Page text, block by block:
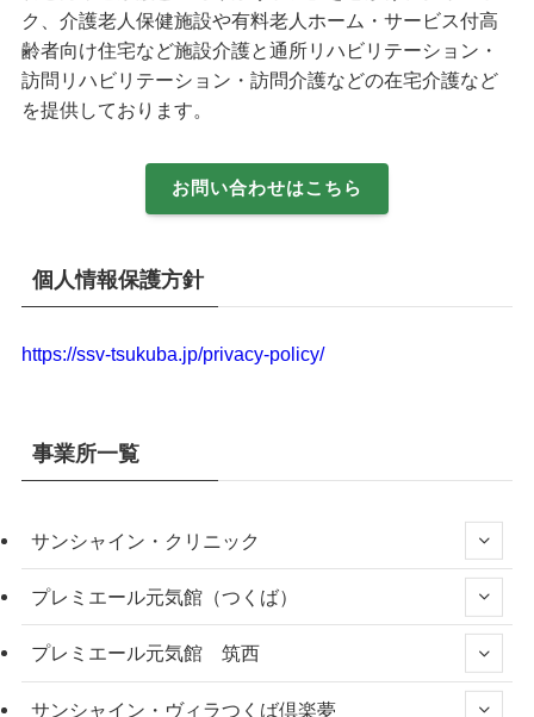
ク、介護老人保健施設や有料老人ホーム・サービス付高
齢者向け住宅など施設介護と通所リハビリテーション・
訪問リハビリテーション・訪問介護などの在宅介護など
を提供しております。
お問い合わせはこちら
個人情報保護方針
https://ssv-tsukuba.jp/privacy-policy/
事業所一覧
サンシャイン・クリニック
プレミエール元気館（つくば）
プレミエール元気館 筑西
サンシャイン・ヴィラつくば倶楽夢